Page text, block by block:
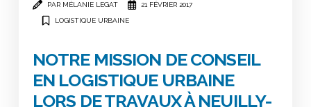
PAR MÉLANIE LEGAT 21 FÉVRIER 2017
LOGISTIQUE URBAINE
NOTRE MISSION DE CONSEIL
EN LOGISTIQUE URBAINE
LORS DE TRAVAUX À NEUILLY-